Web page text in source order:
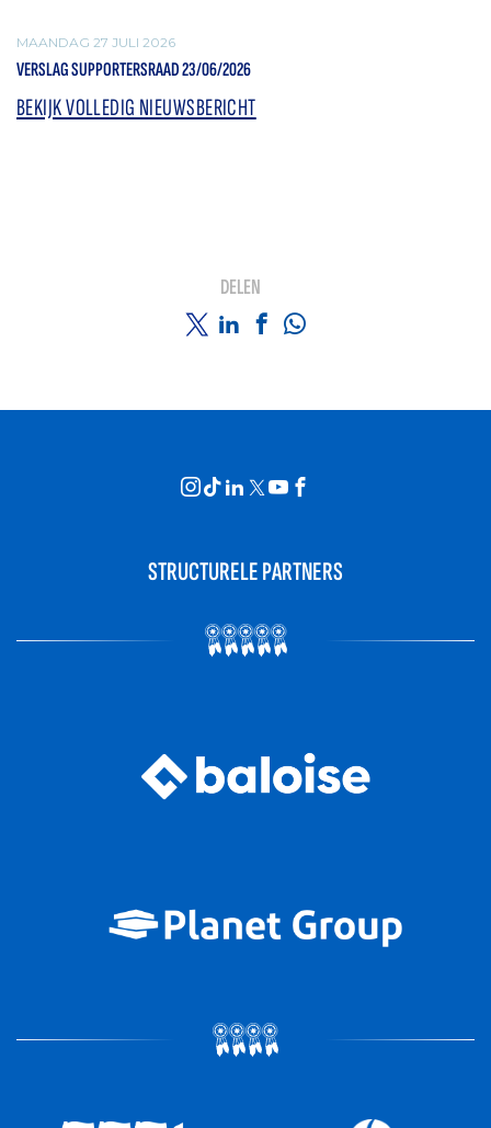
MAANDAG 27 JULI 2026
VERSLAG SUPPORTERSRAAD 23/06/2026
BEKIJK VOLLEDIG NIEUWSBERICHT
DELEN
STRUCTURELE PARTNERS